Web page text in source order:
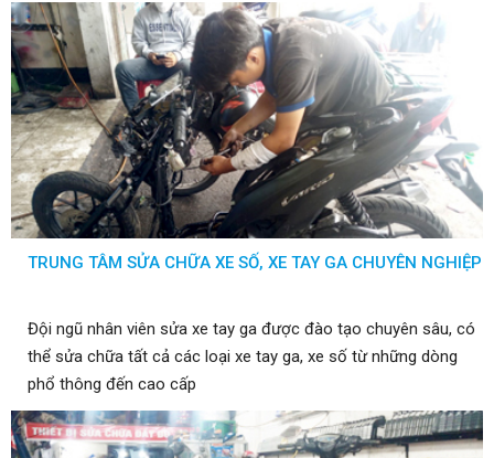
với các thiết bị máy móc hiện đại như rung bằng sóng siêu âm
giúp cho bình xăng được sạch sẽ và tiết kiệm xăng
TRUNG TÂM SỬA CHỮA XE SỐ, XE TAY GA CHUYÊN NGHIỆP
Đội ngũ nhân viên sửa xe tay ga được đào tạo chuyên sâu, có
thể sửa chữa tất cả các loại xe tay ga, xe số từ những dòng
phổ thông đến cao cấp